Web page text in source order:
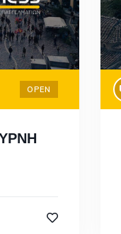
OPEN